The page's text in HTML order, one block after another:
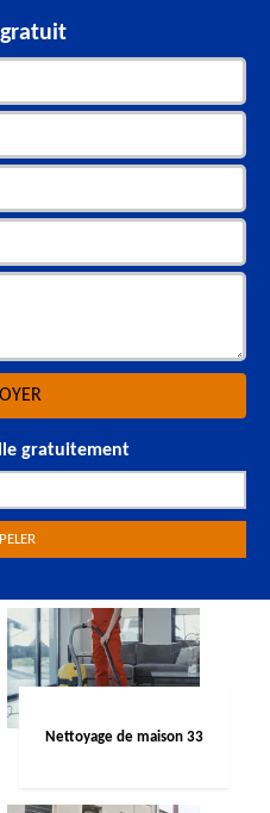
gratuitement
Nettoyage de maison 33